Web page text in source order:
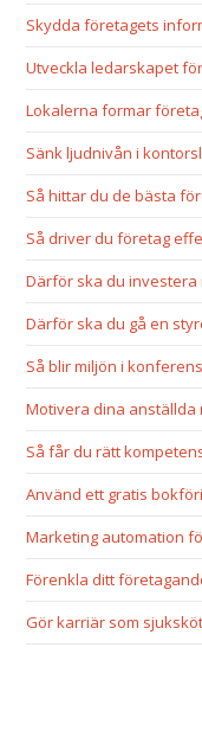
Skydda företagets
Utveckla ledarskapet
Lokalerna formar
Sänk ljudnivån i
Så hittar du de bästa
Så driver du företag
Därför ska du investera
Därför ska du gå en
Så blir miljön i
Motivera dina
Så får du rätt
Använd ett gratis
Marketing automation
Förenkla ditt
Gör karriär som